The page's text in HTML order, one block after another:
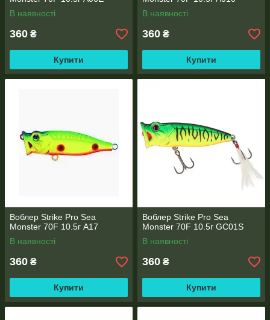
В наявності
360 ₴
Купити
В наявності
360 ₴
Купити
Воблер Strike Pro Sea
Monster 70F 10.5г A17
В наявності
360 ₴
Купити
Воблер Strike Pro Sea
Monster 70F 10.5г GC01S
В наявності
360 ₴
Купити